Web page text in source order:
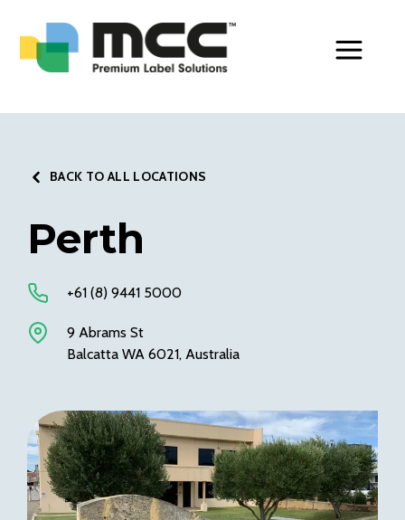
BACK TO ALL LOCATIONS
Perth
+61 (8) 9441 5000
9 Abrams St
Balcatta WA 6021, Australia